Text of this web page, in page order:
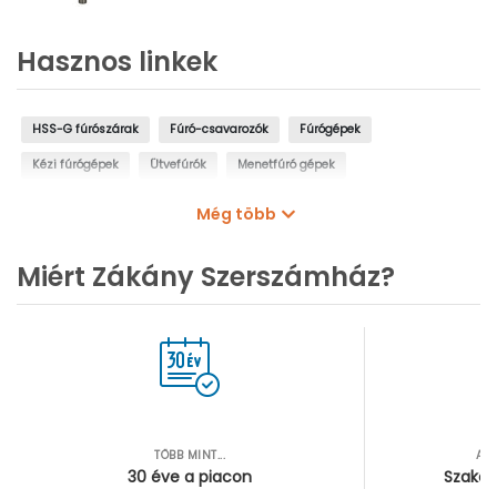
Hasznos linkek
HSS-G fúrószárak Fúró-csavarozók Fúrógépek
Kézi fúrógépek Ütvefúrók Menetfúró gépek
Még több
Miért Zákány Szerszámház?
TÖBB MINT...
30 éve a piacon